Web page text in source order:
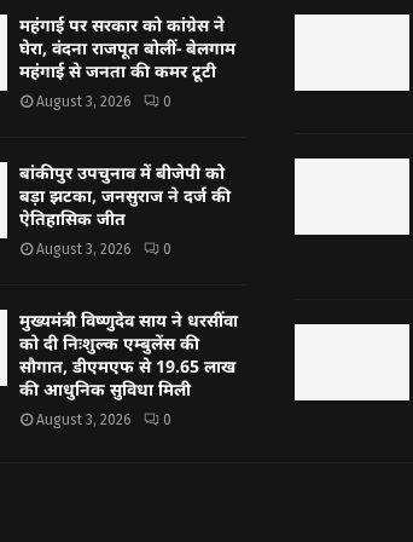
महंगाई पर सरकार को कांग्रेस ने
घेरा, वंदना राजपूत बोलीं- बेलगाम
महंगाई से जनता की कमर टूटी
August 3, 2026 0
बांकीपुर उपचुनाव में बीजेपी को
बड़ा झटका, जनसुराज ने दर्ज की
ऐतिहासिक जीत
August 3, 2026 0
मुख्यमंत्री विष्णुदेव साय ने धरसींवा
को दी निःशुल्क एम्बुलेंस की
सौगात, डीएमएफ से 19.65 लाख
की आधुनिक सुविधा मिली
August 3, 2026 0